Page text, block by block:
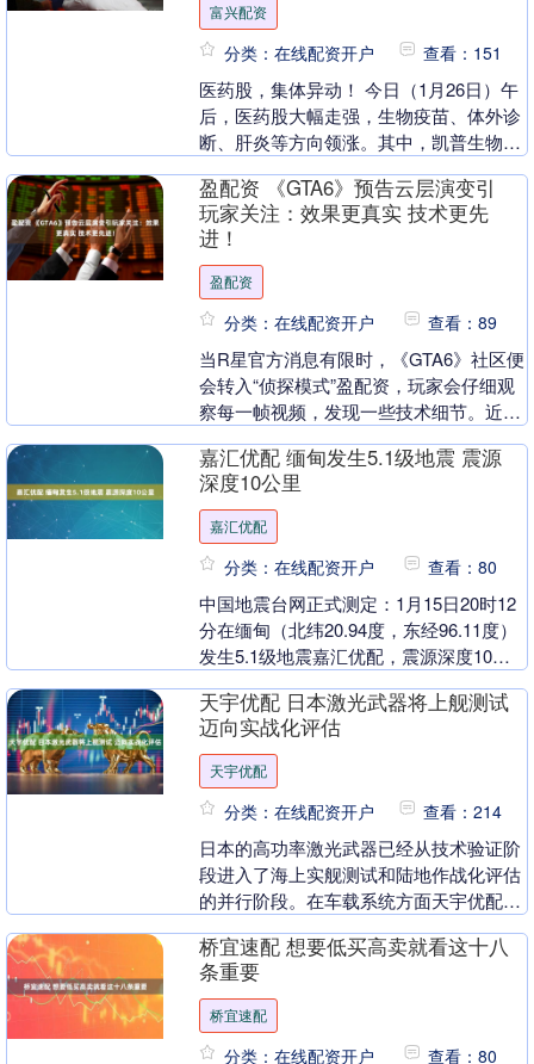
富兴配资
分类：在线配资开户 查看：151
医药股，集体异动！ 今日（1月26日）午
后，医药股大幅走强，生物疫苗、体外诊
断、肝炎等方向领涨。其中，凯普生物直
王生物、科....
盈配资 《GTA6》预告云层演变引
玩家关注：效果更真实 技术更先
进！
盈配资
分类：在线配资开户 查看：89
当R星官方消息有限时，《GTA6》社区便
会转入“侦探模式”盈配资，玩家会仔细观
察每一帧视频，发现一些技术细节。近
罪活动，也不....
嘉汇优配 缅甸发生5.1级地震 震源
深度10公里
嘉汇优配
分类：在线配资开户 查看：80
中国地震台网正式测定：1月15日20时12
分在缅甸（北纬20.94度，东经96.11度）
发生5.1级地震嘉汇优配，震源深度10公
天宇优配 日本激光武器将上舰测试
迈向实战化评估
天宇优配
分类：在线配资开户 查看：214
日本的高功率激光武器已经从技术验证阶
段进入了海上实舰测试和陆地作战化评估
的并行阶段。在车载系统方面天宇优配，
演示，正向实用....
桥宜速配 想要低买高卖就看这十八
条重要
桥宜速配
分类：在线配资开户 查看：80